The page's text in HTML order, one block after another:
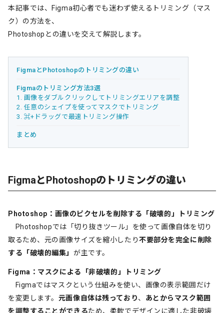
本記事では、Figma初心者でも迷わず使えるトリミング（マス
ク）の方法を、
Photoshopとの違いを交えて解説します。
FigmaとPhotoshopのトリミングの違い
Figmaのトリミング方法3選
1. 画像をダブルクリックしてトリミングエリアを調整
2. 任意のシェイプを使ってマスクでトリミング
3. ⌘+ドラッグで最速トリミング操作
まとめ
FigmaとPhotoshopのトリミングの違い
Photoshop：画像のピクセルを削除する「破壊的」トリミング
Photoshopでは「切り抜きツール」を使って画像自体を切り
取るため、元の画像サイズを縮小したり不要部分を完全に削除
する「破壊的編集」が主です。
Figma：マスクによる「非破壊的」トリミング
Figmaではマスクという仕組みを使い、画像の表示範囲だけ
を変更します。 元画像自体は残っており、 あとからマスク範囲
を調整することができるため、柔軟でデザインに適した非破壊